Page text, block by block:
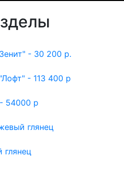
- 30 200 р.
- 113 400 р
54000 р
глянец
глянец